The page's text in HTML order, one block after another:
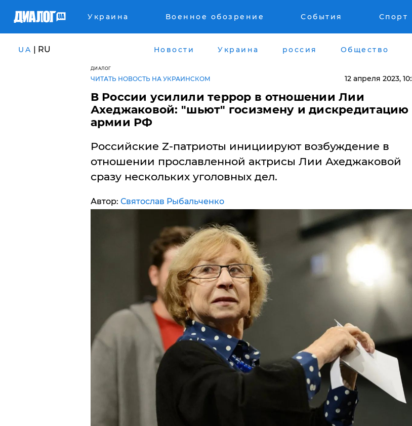
Украина Военное обозрение События Спорт
UA | RU Новости Украина россия Общество
ДИАЛОГ
ЧИТАТЬ НОВОСТЬ НА УКРАИНСКОМ 12 апреля 2023,
В России усилили террор в отношении Лии
Ахеджаковой: "шьют" госизмену и дискредитацию
армии РФ
Российские Z-патриоты инициируют возбуждение в
отношении прославленной актрисы Лии Ахеджаковой
сразу нескольких уголовных дел.
Автор: Святослав Рыбальченко